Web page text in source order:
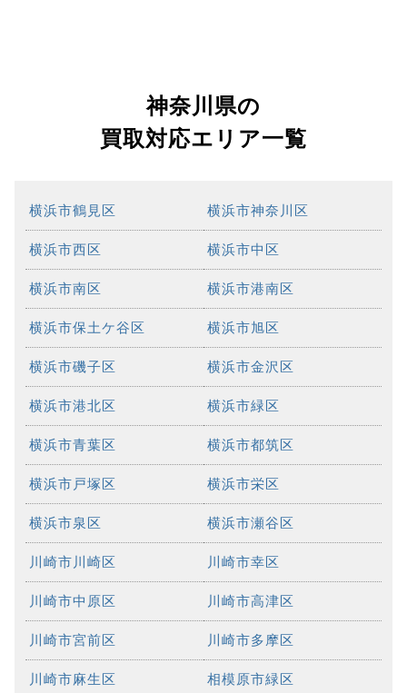
神奈川県の
買取対応エリア一覧
横浜市鶴見区 横浜市神奈川区
横浜市西区 横浜市中区
横浜市南区 横浜市港南区
横浜市保土ケ谷区 横浜市旭区
横浜市磯子区 横浜市金沢区
横浜市港北区 横浜市緑区
横浜市青葉区 横浜市都筑区
横浜市戸塚区 横浜市栄区
横浜市泉区 横浜市瀬谷区
川崎市川崎区 川崎市幸区
川崎市中原区 川崎市高津区
川崎市宮前区 川崎市多摩区
川崎市麻生区 相模原市緑区